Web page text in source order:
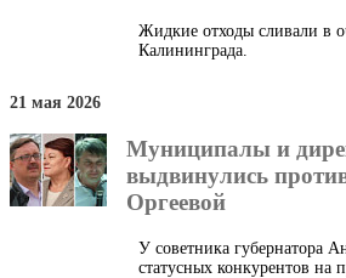
Жидкие отходы сливали в
Калининграда.
21 мая 2026
Муниципалы и
выдвинулись
Оргеевой
У советника губернатора
статусных конкурентов на